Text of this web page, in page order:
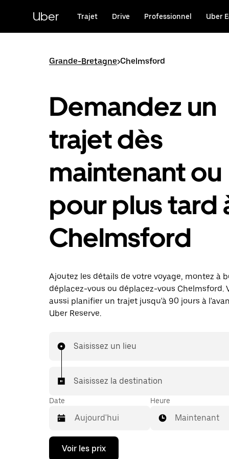
principal
Uber Trajet Drive Professionnel Uber
Grande-Bretagne>Chelmsford
Demandez un
trajet dès
maintenant ou
pour plus tard
Chelmsford
Ajoutez les détails de votre voyage, montez à
déplacez-vous ou déplacez-vous Chelmsford.
aussi planifier un trajet jusqu'à 90 jours à
Uber Reserve.
Saisissez un lieu
Saisissez la destination
Date
Appuyez
Heure
Maintenant
Voir les prix